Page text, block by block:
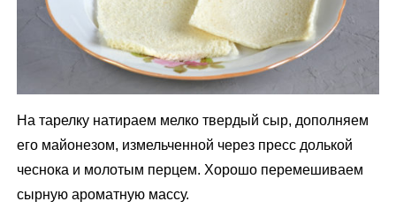
На тарелку натираем мелко твердый сыр, дополняем
его майонезом, измельченной через пресс долькой
чеснока и молотым перцем. Хорошо перемешиваем
сырную ароматную массу.